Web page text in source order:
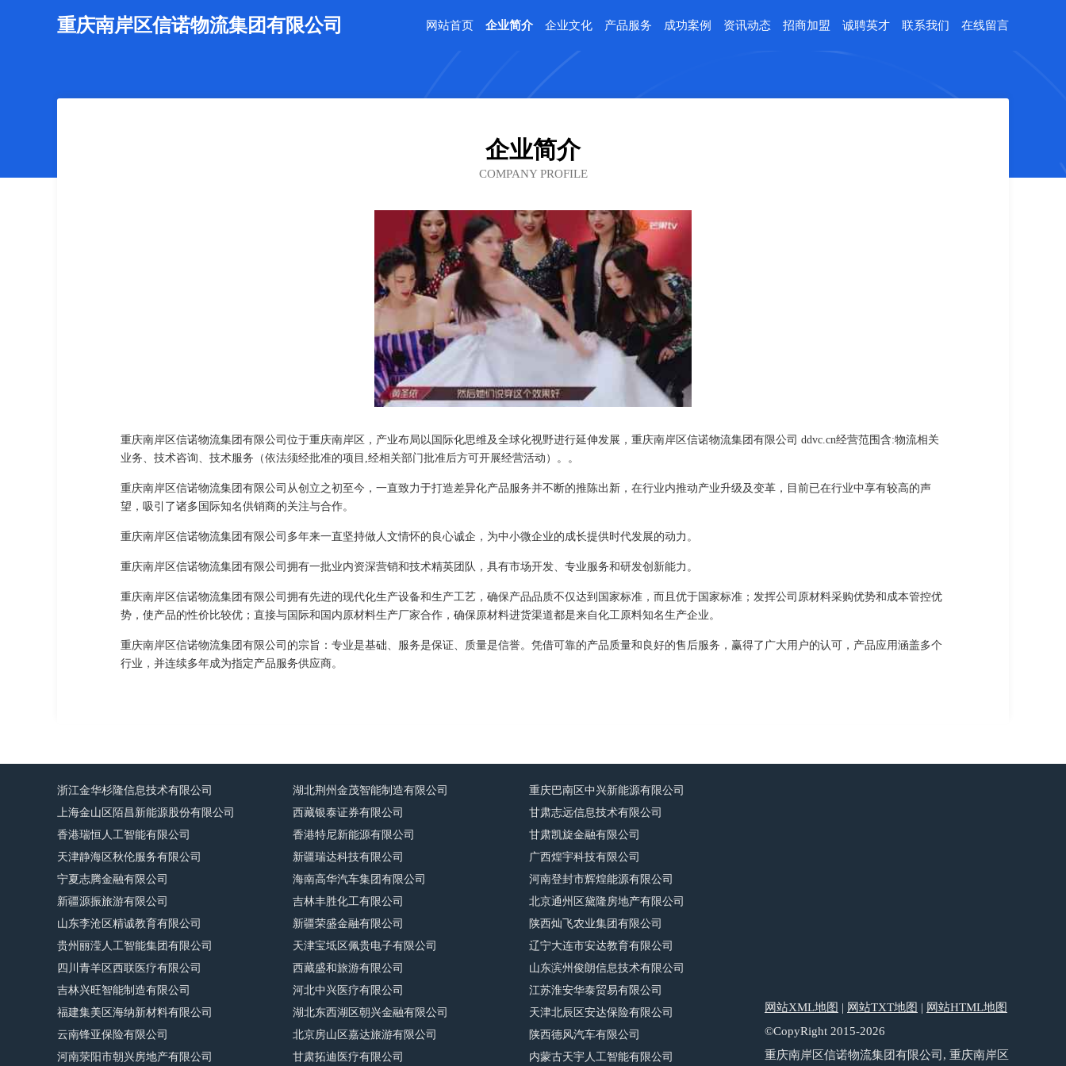
重庆南岸区信诺物流集团有限公司 网站首页 企业简介 企业文化 产品服务 成功案例 资讯动态 招商加盟 诚聘英才 联系我们 在线留言
企业简介
COMPANY PROFILE
重庆南岸区信诺物流集团有限公司位于重庆南岸区，产业布局以国际化思维及全球化视野进行延伸发展，重庆南岸区信诺物流集团有限公司 ddvc.cn经营范围含:物流相关
业务、技术咨询、技术服务（依法须经批准的项目,经相关部门批准后方可开展经营活动）。。
重庆南岸区信诺物流集团有限公司从创立之初至今，一直致力于打造差异化产品服务并不断的推陈出新，在行业内推动产业升级及变革，目前已在行业中享有较高的声
望，吸引了诸多国际知名供销商的关注与合作。
重庆南岸区信诺物流集团有限公司多年来一直坚持做人文情怀的良心诚企，为中小微企业的成长提供时代发展的动力。
重庆南岸区信诺物流集团有限公司拥有一批业内资深营销和技术精英团队，具有市场开发、专业服务和研发创新能力。
重庆南岸区信诺物流集团有限公司拥有先进的现代化生产设备和生产工艺，确保产品品质不仅达到国家标准，而且优于国家标准；发挥公司原材料采购优势和成本管控优
势，使产品的性价比较优；直接与国际和国内原材料生产厂家合作，确保原材料进货渠道都是来自化工原料知名生产企业。
重庆南岸区信诺物流集团有限公司的宗旨：专业是基础、服务是保证、质量是信誉。凭借可靠的产品质量和良好的售后服务，赢得了广大用户的认可，产品应用涵盖多个
行业，并连续多年成为指定产品服务供应商。
浙江金华杉隆信息技术有限公司 湖北荆州金茂智能制造有限公司
重庆巴南区中兴新能源有限公司
上海金山区陌昌新能源股份有限公司
西藏银泰证券有限公司
甘肃志远信息技术有限公司
香港瑞恒人工智能有限公司
香港特尼新能源有限公司
甘肃凯旋金融有限公司
天津静海区秋伦服务有限公司
新疆瑞达科技有限公司
广西煌宇科技有限公司
宁夏志腾金融有限公司
海南高华汽车集团有限公司
河南登封市辉煌能源有限公司
新疆源振旅游有限公司
吉林丰胜化工有限公司
北京通州区黛隆房地产有限公司
山东李沧区精诚教育有限公司
新疆荣盛金融有限公司
陕西灿飞农业集团有限公司
贵州丽滢人工智能集团有限公司
天津宝坻区佩贵电子有限公司
辽宁大连市安达教育有限公司
四川青羊区西联医疗有限公司
西藏盛和旅游有限公司
山东滨州俊朗信息技术有限公司
吉林兴旺智能制造有限公司
河北中兴医疗有限公司
江苏淮安华泰贸易有限公司
福建集美区海纳新材料有限公司
湖北东西湖区朝兴金融有限公司
天津北辰区安达保险有限公司
云南锋亚保险有限公司
北京房山区嘉达旅游有限公司
陕西德风汽车有限公司
河南荥阳市朝兴房地产有限公司
甘肃拓迪医疗有限公司 内蒙古天宇人工智能有限公司
网站XML地图 | 网站TXT地图 | 网站HTML地图
©CopyRight 2015-2026
重庆南岸区信诺物流集团有限公司, 重庆南岸区